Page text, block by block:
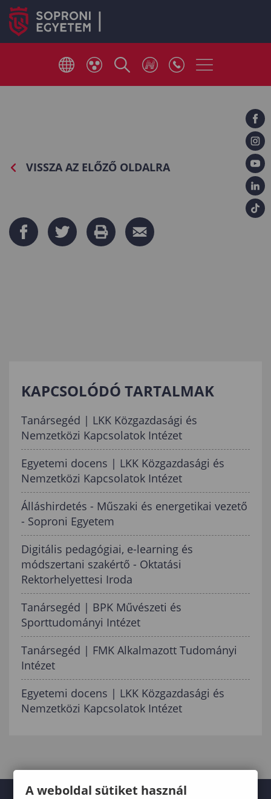
VISSZA AZ ELŐZŐ OLDALRA
KAPCSOLÓDÓ TARTALMAK
Tanársegéd | LKK Közgazdasági és
Nemzetközi Kapcsolatok Intézet
Egyetemi docens | LKK Közgazdasági és
Nemzetközi Kapcsolatok Intézet
Álláshirdetés - Műszaki és energetikai vezető
- Soproni Egyetem
Digitális pedagógiai, e-learning és
módszertani szakértő - Oktatási
Rektorhelyettesi Iroda
Tanársegéd | BPK Művészeti és
Sporttudományi Intézet
Tanársegéd | FMK Alkalmazott Tudományi
Intézet
Egyetemi docens | LKK Közgazdasági és
Nemzetközi Kapcsolatok Intézet
A weboldal sütiket használ